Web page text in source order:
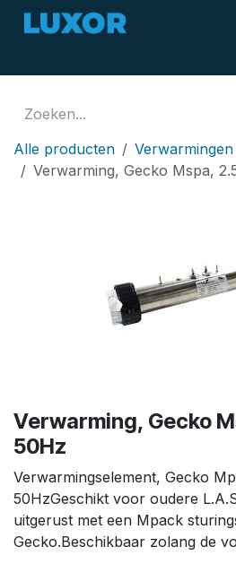
Overslaan naar inhoud
Alle producten
Verwarmingen
Verwarming, Gecko Mspa,
Verwarming, Gecko
50Hz
Verwarmingselement, Gecko
50HzGeschikt voor oudere
uitgerust met een Mpack
Gecko.Beschikbaar zolang de